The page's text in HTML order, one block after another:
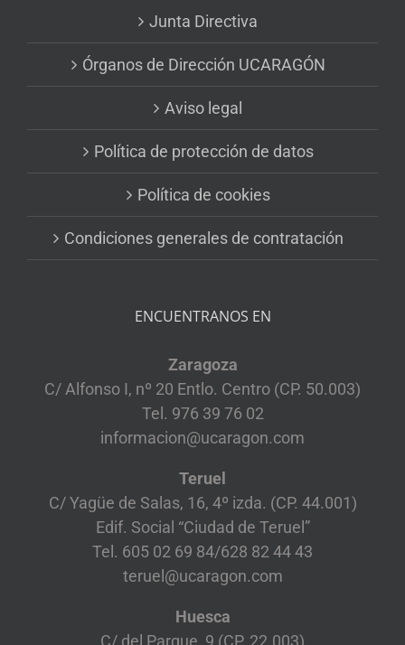
Junta Directiva
Órganos de Dirección UCARAGÓN
Aviso legal
Política de protección de datos
Política de cookies
Condiciones generales de contratación
ENCUENTRANOS EN
Zaragoza
C/ Alfonso I, nº 20 Entlo. Centro (CP. 50.003)
Tel. 976 39 76 02
informacion@ucaragon.com
Teruel
C/ Yagüe de Salas, 16, 4º izda. (CP. 44.001)
Edif. Social “Ciudad de Teruel”
Tel. 605 02 69 84/628 82 44 43
teruel@ucaragon.com
Huesca